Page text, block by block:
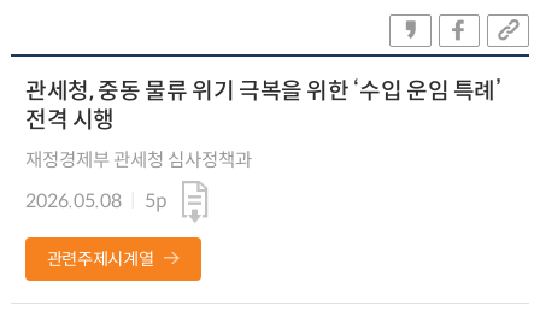
관세청, 중동 물류 위기 극복을 위한 ‘수입 운임 특례’
전격 시행
재정경제부 관세청 심사정책과
2026.05.08
5p
관련주제시계열